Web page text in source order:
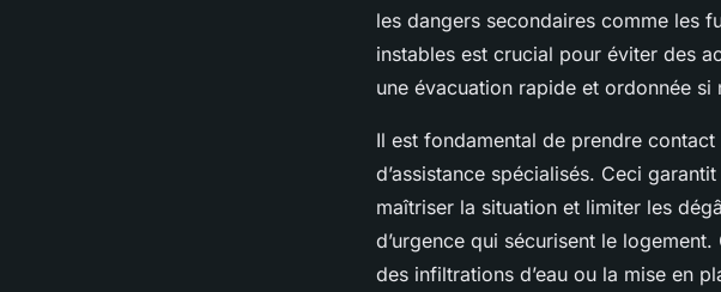
les dangers secondaires comme les
instables est crucial pour éviter des
une évacuation rapide et ordonnée
Il est fondamental de prendre
d’assistance spécialisés. Ceci
maîtriser la situation et limiter les
d’urgence qui sécurisent le
des infiltrations d’eau ou la mise en